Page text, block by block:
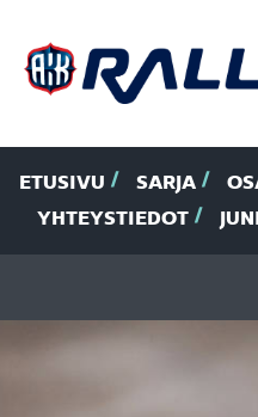
ETUSIVU SARJA
YHTEYSTIEDOT